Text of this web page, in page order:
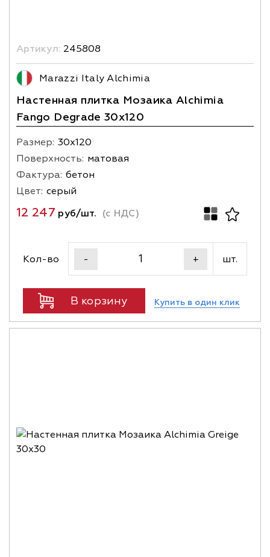
Артикул: 245808
Marazzi Italy Alchimia
Настенная плитка Мозаика Alchimia
Fango Degrade 30x120
Размер: 30х120
Поверхность: матовая
Фактура: бетон
Цвет: серый
12 247 руб/шт. (с НДС)
Кол-во - + шт.
В корзину Купить в один клик